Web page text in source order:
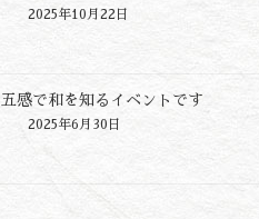
2025年10月22日
五感で和を知るイベントです
2025年6月30日